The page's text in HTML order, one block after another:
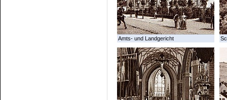
Amts- und Landgericht